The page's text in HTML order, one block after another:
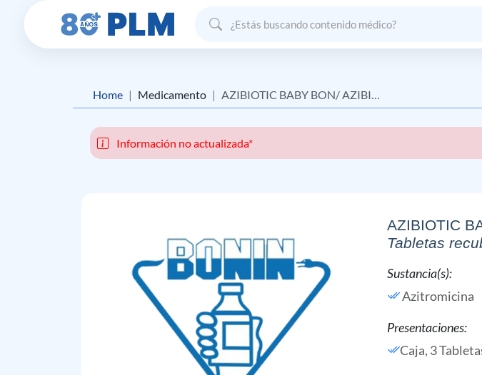
Home Medicamento AZIBIOTIC BABY BON/ AZIBIOTIC
Información no actualizada*
AZIBIOTIC
Tabletas
Sustancia(s):
Azitromicina
Presentaciones:
Caja, 3